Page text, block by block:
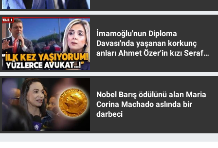
İmamoğlu'nun Diploma
Davası'nda yaşanan korkunç
anları Ahmet Özer'in kızı Seraf
Nobel Barış ödülünü alan Maria
Corina Machado aslında bir
darbeci
Programlar
Sağlık
Spor
Teknoloji
Türkiye'nin Geleceği